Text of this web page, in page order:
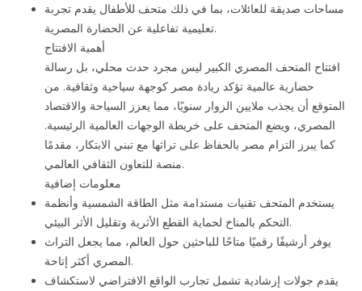
مساحات صديقة للعائلات، بما في ذلك متحف للأطفال يقدم تجربة
تعليمية تفاعلية عن الحضارة المصرية.
أهمية الافتتاح
افتتاح المتحف المصري الكبير ليس مجرد حدث محلي، بل رسالة
حضارية عالمية تؤكد ريادة مصر كوجهة سياحية وثقافية. من
المتوقع أن يجذب ملايين الزوار سنويًا، مما يعزز السياحة والاقتصاد
المصري، ويضع المتحف على خريطة الوجهات العالمية الرئيسية.
كما يبرز التزام مصر بالحفاظ على تراثها مع تبني الابتكار، مقدمًا
منصة للتعاون الثقافي العالمي.
معلومات إضافية
يستخدم المتحف تقنيات مستدامة مثل الطاقة الشمسية وأنظمة
التحكم بالمناخ لحماية القطع الأثرية وتقليل الأثر البيئي.
يوفر أرشيفًا رقميًا متاحًا للباحثين حول العالم، مما يجعل التراث
المصري أكثر إتاحة.
يقدم جولات إرشادية تشمل تجارب الواقع الافتراضي لاستكشاف